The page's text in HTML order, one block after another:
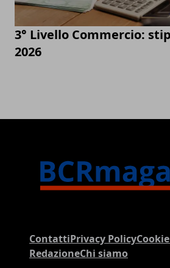
3° Livello Commercio:
2026
ContattiPrivacy Policy
RedazioneChi siamo